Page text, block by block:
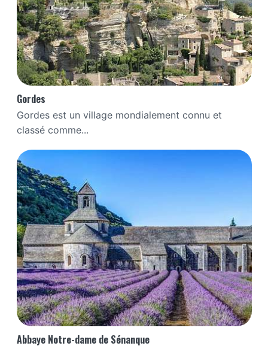
Gordes
Gordes est un village mondialement connu et
classé comme...
Abbaye Notre-dame de Sénanque